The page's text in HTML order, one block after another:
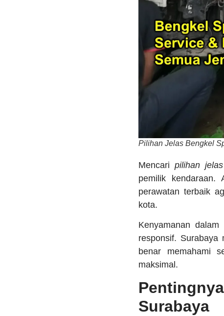
Pilihan Jelas Bengkel
Mencaripilihan
pemilik kendaraan.
perawatan terbaik
kota.
Kenyamanan
responsif. Surabaya
benar memahami
maksimal.
Surabaya